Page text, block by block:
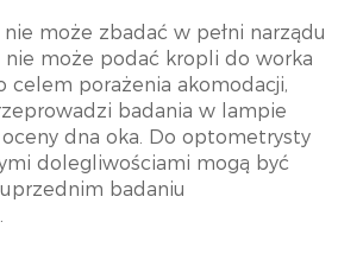
może zbadać w pełni narządu
nie może podać kropli do worka
celem porażenia akomodacji,
badania w lampie
dna oka. Do optometrysty
dolegliwościami mogą być
badaniu